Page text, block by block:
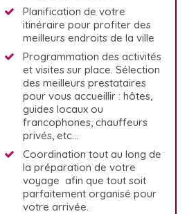
Planification de votre
itinéraire pour profiter des
meilleurs endroits de la ville
Programmation des activités
et visites sur place. Sélection
des meilleurs prestataires
pour vous accueillir : hôtes,
guides locaux ou
francophones, chauffeurs
privés, etc…
Coordination tout au long de
la préparation de votre
voyage afin que tout soit
parfaitement organisé pour
votre arrivée.